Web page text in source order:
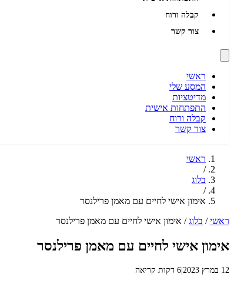
קבלה ורוח
צור קשר
ראשי
המסע שלי
מדיטציות
התפתחות אישית
קבלה ורוח
צור קשר
ראשי
/
בלוג
/
אימון אישי לחיים עם מאמן פרילנסר
ראשי / בלוג / אימון אישי לחיים עם מאמן פרילנסר
אימון אישי לחיים עם מאמן פרילנסר
12 במרץ 2023 6 דקות קריאה